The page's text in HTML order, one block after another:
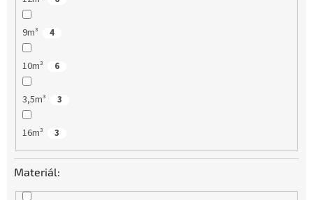
9m³ 4
10m³ 6
3,5m³ 3
16m³ 3
Materiál: